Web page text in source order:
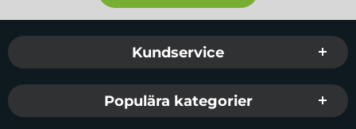
Sidfot Blandad info och länkar
Kundservice
Populära kategorier